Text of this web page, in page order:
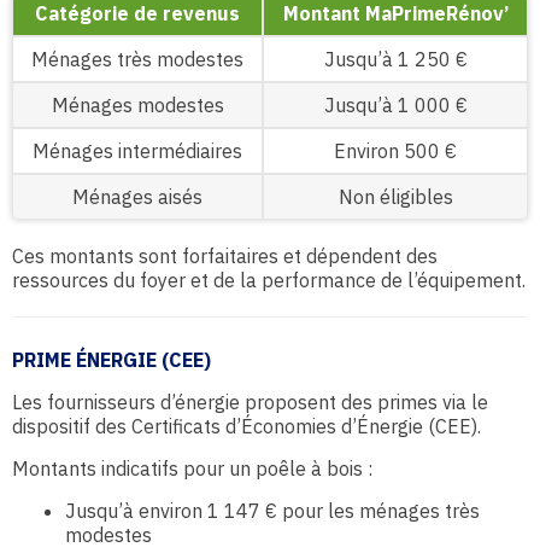
Catégorie de revenus
Montant MaPrimeRénov’
Ménages très modestes
Jusqu’à 1 250 €
Ménages modestes
Jusqu’à 1 000 €
Ménages intermédiaires
Environ 500 €
Ménages aisés
Non éligibles
Ces montants sont forfaitaires et dépendent des
ressources du foyer et de la performance de l’équipement.
PRIME ÉNERGIE (CEE)
Les fournisseurs d’énergie proposent des primes via le
dispositif des Certificats d’Économies d’Énergie (CEE).
Montants indicatifs pour un poêle à bois :
Jusqu’à environ 1 147 € pour les ménages très
modestes